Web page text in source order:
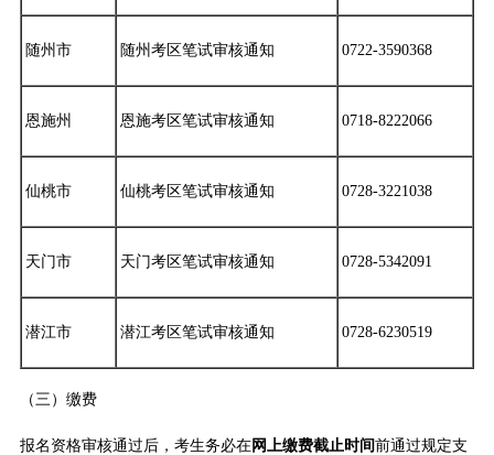
随州市 随州考区笔试审核通知 0722-3590368
恩施州 恩施考区笔试审核通知 0718-8222066
仙桃市 仙桃考区笔试审核通知 0728-3221038
天门市 天门考区笔试审核通知 0728-5342091
潜江市 潜江考区笔试审核通知 0728-6230519
（三）缴费
报名资格审核通过后，考生务必在网上缴费截止时间前通过规定支